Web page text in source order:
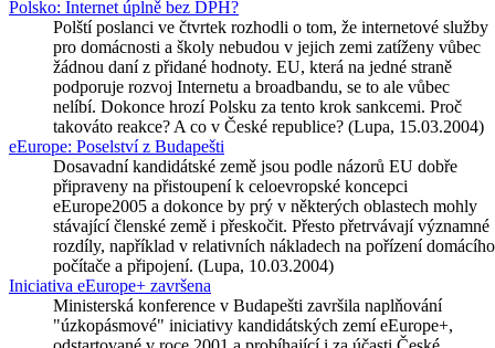
Polsko: Internet úplně bez DPH?
Polští poslanci ve čtvrtek rozhodli o tom, že internetové služby
pro domácnosti a školy nebudou v jejich zemi zatíženy vůbec
žádnou daní z přidané hodnoty. EU, která na jedné straně
podporuje rozvoj Internetu a broadbandu, se to ale vůbec
nelíbí. Dokonce hrozí Polsku za tento krok sankcemi. Proč
takováto reakce? A co v České republice? (Lupa, 15.03.2004)
eEurope: Poselství z Budapešti
Dosavadní kandidátské země jsou podle názorů EU dobře
připraveny na přistoupení k celoevropské koncepci
eEurope2005 a dokonce by prý v některých oblastech mohly
stávající členské země i přeskočit. Přesto přetrvávají významné
rozdíly, například v relativních nákladech na pořízení domácího
počítače a připojení. (Lupa, 10.03.2004)
Iniciativa eEurope+ završena
Ministerská konference v Budapešti završila naplňování
"úzkopásmové" iniciativy kandidátských zemí eEurope+,